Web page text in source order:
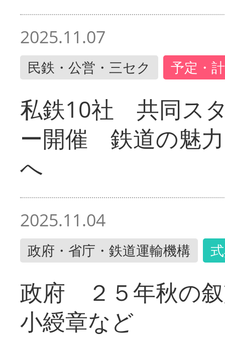
2025.11.07
民鉄・公営・三セク 予定・
私鉄10社 共同ス
ー開催 鉄道の魅
へ
2025.11.04
政府・省庁・鉄道運輸機構
政府 ２５年秋の
小綬章など